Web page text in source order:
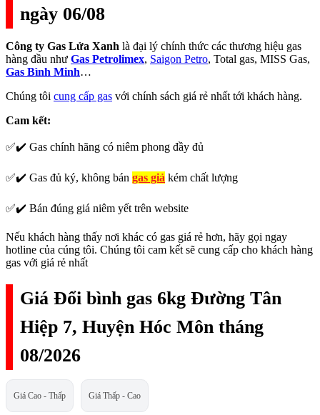
ngày 06/08
Công ty Gas Lửa Xanh là đại lý chính thức các thương hiệu gas
hàng đầu như Gas Petrolimex, Saigon Petro, Total gas, MISS Gas,
Gas Bình Minh…
Chúng tôi cung cấp gas với chính sách giá rẻ nhất tới khách hàng.
Cam kết:
✅✔️ Gas chính hãng có niêm phong đầy đủ
✅✔️ Gas đủ ký, không bán gas giả kém chất lượng
✅✔️ Bán đúng giá niêm yết trên website
Nếu khách hàng thấy nơi khác có gas giá rẻ hơn, hãy gọi ngay
hotline của cúng tôi. Chúng tôi cam kết sẽ cung cấp cho khách hàng
gas với giá rẻ nhất
Giá Đổi bình gas 6kg Đường Tân
Hiệp 7, Huyện Hóc Môn tháng
08/2026
Giá Cao - Thấp Giá Thấp - Cao